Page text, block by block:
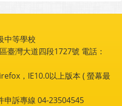
中等學校
臺灣大道四段1727號 電話：
，IE10.0以上版本 ( 螢幕最
申訴專線 04-23504545